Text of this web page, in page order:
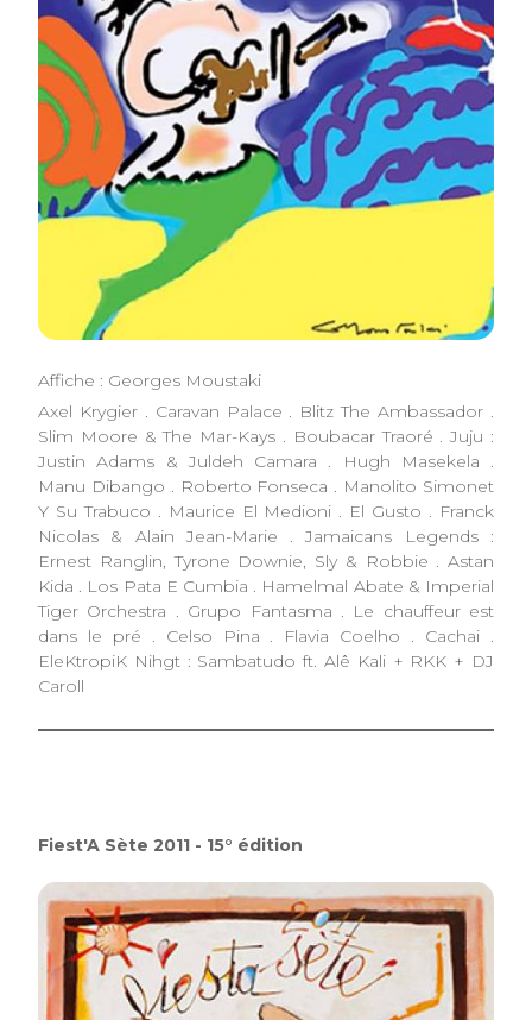
Affiche : Georges Moustaki
Axel Krygier . Caravan Palace . Blitz The Ambassador .
Slim Moore & The Mar-Kays . Boubacar Traoré . Juju :
Justin Adams & Juldeh Camara . Hugh Masekela .
Manu Dibango . Roberto Fonseca . Manolito Simonet
Y Su Trabuco . Maurice El Medioni . El Gusto . Franck
Nicolas & Alain Jean-Marie . Jamaicans Legends :
Ernest Ranglin, Tyrone Downie, Sly & Robbie . Astan
Kida . Los Pata E Cumbia . Hamelmal Abate & Imperial
Tiger Orchestra . Grupo Fantasma . Le chauffeur est
dans le pré . Celso Pina . Flavia Coelho . Cachai .
EleKtropiK Nihgt : Sambatudo ft. Alê Kali + RKK + DJ
Caroll
Fiest'A Sète 2011 - 15° édition